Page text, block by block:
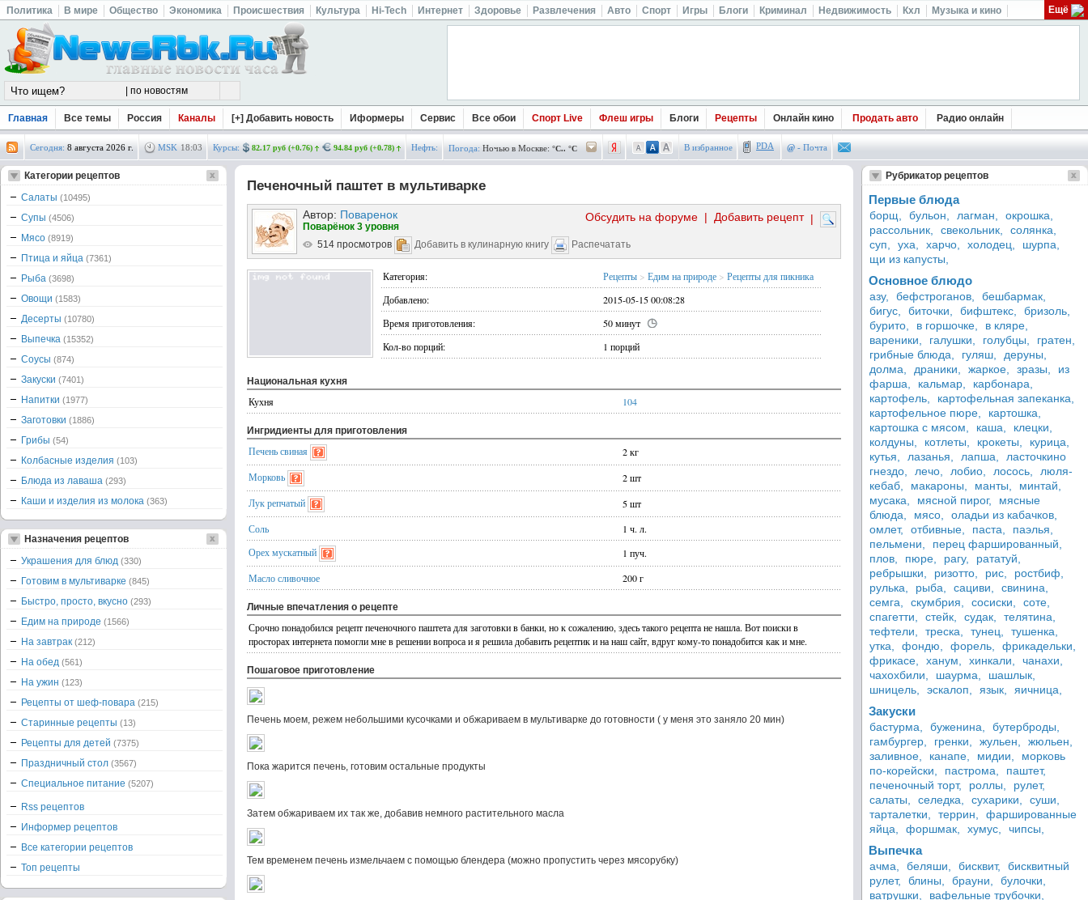
Политика В мире Общество Экономика Происшествия Культура Hi-Tech Интернет Здоровье Развлечения Авто Спорт Игры Блоги Криминал Недвижимость Кхл Музыка и кино Ещё
Главная Все темы Россия Каналы [+] Добавить новость Иформеры Сервис Все обои Спорт Live Флеш игры Блоги Рецепты Онлайн кино Продать авто Радио онлайн
Сегодня: 8 августа 2026 г. MSK 18:03 Курсы: 82.17 руб (+0.76) 94.84 руб (+0.78) Нефть: Погода: Ночью в Москве: °C.. °C В избранное PDA @ - Почта
Печеночный паштет в мультиварке
Автор: Поваренок |
Добавить рецепт
|
Обсудить на форуме
Поварёнок 3 уровня
514 просмотров
Добавить в кулинарную книгу Распечатать
Категория: Рецепты > Едим на природе > Рецепты для пикника
Добавлено:
2015-05-15 00:08:28
Время приготовления:
50 минут
Кол-во порций:
1 порций
Национальная кухня
Кухня 104
Ингридиенты для приготовления
Печень свиная
2 кг
Морковь
2 шт
Лук репчатый
5 шт
Соль
1 ч. л.
Орех мускатный
1 пуч.
Масло сливочное
200 г
Личные впечатления о рецепте
Срочно понадобился рецепт печеночного паштета для заготовки в банки, но к сожалению, здесь такого рецепта не нашла. Вот поиски в
просторах интернета помогли мне в решении вопроса и я решила добавить рецептик и на наш сайт, вдруг кому-то понадобится как и мне.
Пошаговое приготовление
Печень моем, режем небольшими кусочками и обжариваем в мультиварке до готовности ( у меня это заняло 20 мин)
Пока жарится печень, готовим остальные продукты
Затем обжариваем их так же, добавив немного растительного масла
Тем временем печень измельчаем с помощью блендера (можно пропустить через мясорубку)
Категории рецептов
Салаты (10495)
Супы (4506)
Мясо (8919)
Птица и яйца (7361)
Рыба (3698)
Овощи (1583)
Десерты (10780)
Выпечка (15352)
Соусы (874)
Закуски (7401)
Напитки (1977)
Заготовки (1886)
Грибы (54)
Колбасные изделия (103)
Блюда из лаваша (293)
Каши и изделия из молока (363)
Назначения рецептов
Украшения для блюд (330)
Готовим в мультиварке (845)
Быстро, просто, вкусно (293)
Едим на природе (1566)
На завтрак (212)
На обед (561)
На ужин (123)
Рецепты от шеф-повара (215)
Старинные рецепты (13)
Рецепты для детей (7375)
Праздничный стол (3567)
Специальное питание (5207)
Rss рецептов
Информер рецептов
Все категории рецептов
Топ рецепты
Рубрикатор рецептов
Первые блюда
борщ, бульон, лагман,
окрошка,
рассольник,
свекольник,
солянка,
суп,
уха, харчо, холодец,
шурпа,
щи из капусты,
Основное блюдо
азу, бефстроганов,
бешбармак,
бигус,
биточки, бифштекс,
бризоль,
бурито,
в горшочке,
в кляре,
вареники,
галушки, голубцы,
гратен,
грибные блюда,
гуляш,
деруны,
долма,
драники, жаркое, зразы,
из
фарша,
кальмар,
карбонара,
картофель,
картофельная запеканка,
картофельное пюре,
картошка,
картошка с мясом,
каша,
клецки,
колдуны,
котлеты, крокеты,
курица,
кутья,
лазанья, лапша,
ласточкино
гнездо,
лечо, лобио, лосось,
люля-
кебаб,
макароны, манты,
минтай,
мусака,
мясной пирог,
мясные
блюда,
мясо,
оладьи из кабачков,
омлет,
отбивные, паста,
паэлья,
пельмени,
перец фаршированный,
плов,
пюре, рагу,
рататуй,
ребрышки,
ризотто, рис,
ростбиф,
рулька,
рыба, сациви,
свинина,
семга,
скумбрия, сосиски,
соте,
спагетти,
стейк, судак,
телятина,
тефтели,
треска, тунец,
тушенка,
утка,
фондю, форель,
фрикадельки,
фрикасе,
ханум, хинкали,
чанахи,
чахохбили,
шаурма,
шашлык,
шницель,
эскалоп, язык, яичница,
Закуски
бастурма, буженина,
бутерброды,
гамбургер,
гренки, жульен,
жюльен,
заливное,
канапе, мидии,
морковь
по-корейски,
пастрома,
паштет,
печеночный торт,
роллы,
рулет,
салаты,
селедка, сухарики,
суши,
тарталетки,
террин,
фаршированные
яйца,
форшмак, хумус, чипсы,
Выпечка
ачма, беляши, бисквит,
бисквитный
рулет,
блины, брауни,
булочки,
ватрушки,
вафельные трубочки,